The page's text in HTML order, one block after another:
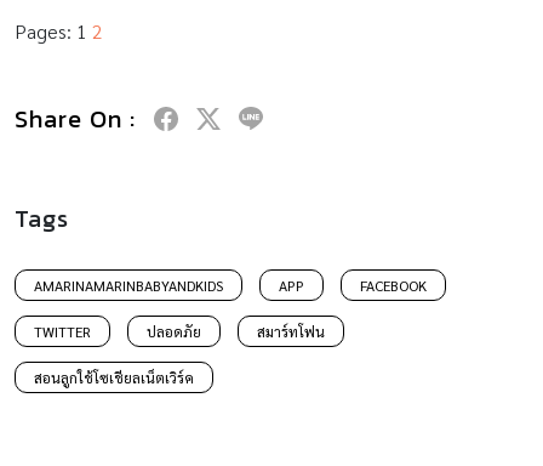
Pages: 1 2
Share On :
Tags
AMARINAMARINBABYANDKIDS APP FACEBOOK
TWITTER ปลอดภัย สมาร์ทโฟน
สอนลูกใช้โซเชียลเน็ตเวิร์ค